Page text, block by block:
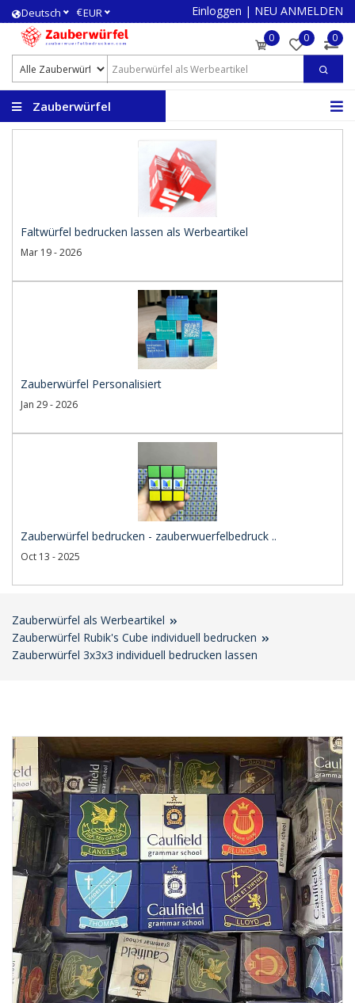
Deutsch €EUR Einloggen | NEU ANMELDEN
0 0 0
Zauberwürfel
Faltwürfel bedrucken lassen als Werbeartikel
Mar 19 - 2026
Zauberwürfel Personalisiert
Jan 29 - 2026
Zauberwürfel bedrucken - zauberwuerfelbedruck ..
Oct 13 - 2025
Zauberwürfel als Werbeartikel
Zauberwürfel Rubik's Cube individuell bedrucken
Zauberwürfel 3x3x3 individuell bedrucken lassen